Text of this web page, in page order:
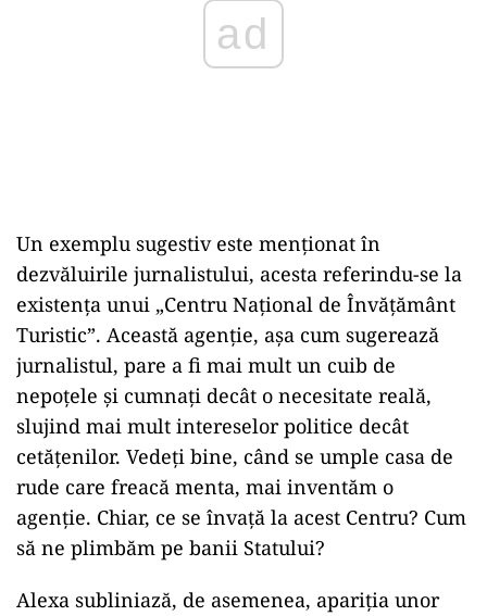
ad
Un exemplu sugestiv este menționat în
dezvăluirile jurnalistului, acesta referindu-se la
existența unui „Centru Național de Învățământ
Turistic”. Această agenție, așa cum sugerează
jurnalistul, pare a fi mai mult un cuib de
nepoțele și cumnați decât o necesitate reală,
slujind mai mult intereselor politice decât
cetățenilor. Vedeți bine, când se umple casa de
rude care freacă menta, mai inventăm o
agenție. Chiar, ce se învață la acest Centru? Cum
să ne plimbăm pe banii Statului?
Alexa subliniază, de asemenea, apariția unor